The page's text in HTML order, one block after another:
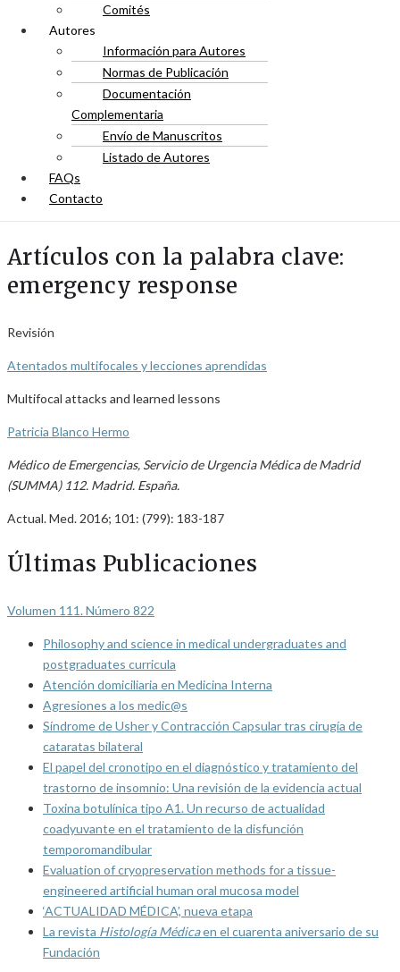
Comités
Autores
Información para Autores
Normas de Publicación
Documentación
Complementaria
Envío de Manuscritos
Listado de Autores
FAQs
Contacto
Artículos con la palabra clave:
emergency response
Revisión
Atentados multifocales y lecciones aprendidas
Multifocal attacks and learned lessons
Patricia Blanco Hermo
Médico de Emergencias, Servicio de Urgencia Médica de Madrid
(SUMMA) 112. Madrid. España.
Actual. Med. 2016; 101: (799): 183-187
Últimas Publicaciones
Volumen 111. Número 822
Philosophy and science in medical undergraduates and
postgraduates curricula
Atención domiciliaria en Medicina Interna
Agresiones a los medic@s
Síndrome de Usher y Contracción Capsular tras cirugía de
cataratas bilateral
El papel del cronotipo en el diagnóstico y tratamiento del
trastorno de insomnio: Una revisión de la evidencia actual
Toxina botulínica tipo A1. Un recurso de actualidad
coadyuvante en el tratamiento de la disfunción
temporomandibular
Evaluation of cryopreservation methods for a tissue-
engineered artificial human oral mucosa model
‘ACTUALIDAD MÉDICA’, nueva etapa
La revista Histología Médicaen el cuarenta aniversario de su
Fundación